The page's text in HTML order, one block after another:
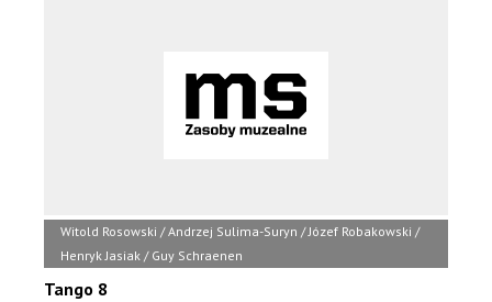
Witold Rosowski / Andrzej Sulima-Suryn / Józef Robakowski /
Henryk Jasiak / Guy Schraenen
Tango 8